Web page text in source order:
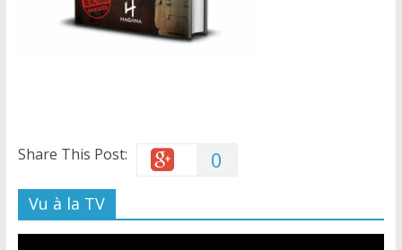
Share This Post: 0
Vu à la TV